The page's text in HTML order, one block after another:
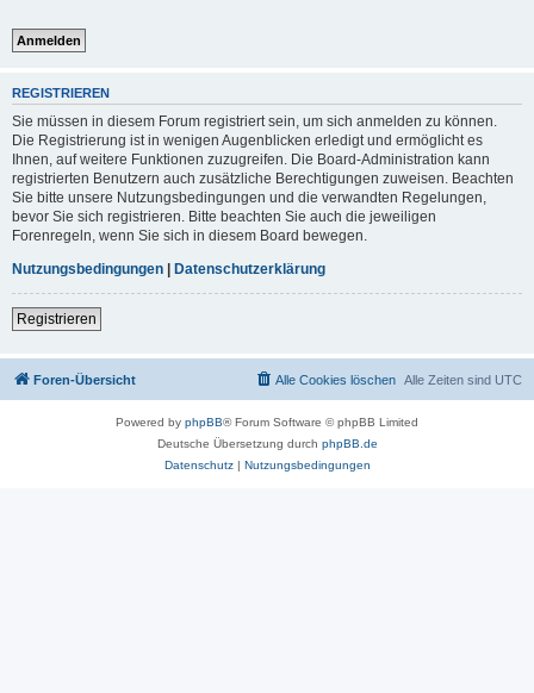
REGISTRIEREN
Sie müssen in diesem Forum registriert sein, um sich anmelden zu können.
Die Registrierung ist in wenigen Augenblicken erledigt und ermöglicht es
Ihnen, auf weitere Funktionen zuzugreifen. Die Board-Administration kann
registrierten Benutzern auch zusätzliche Berechtigungen zuweisen. Beachten
Sie bitte unsere Nutzungsbedingungen und die verwandten Regelungen,
bevor Sie sich registrieren. Bitte beachten Sie auch die jeweiligen
Forenregeln, wenn Sie sich in diesem Board bewegen.
Nutzungsbedingungen | Datenschutzerklärung
Registrieren
Foren-Übersicht Alle Zeiten sind UTC
Alle Cookies löschen
Powered by phpBB® Forum Software © phpBB Limited
Deutsche Übersetzung durch phpBB.de
Datenschutz| Nutzungsbedingungen